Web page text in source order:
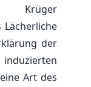
Krüger
der
Art des